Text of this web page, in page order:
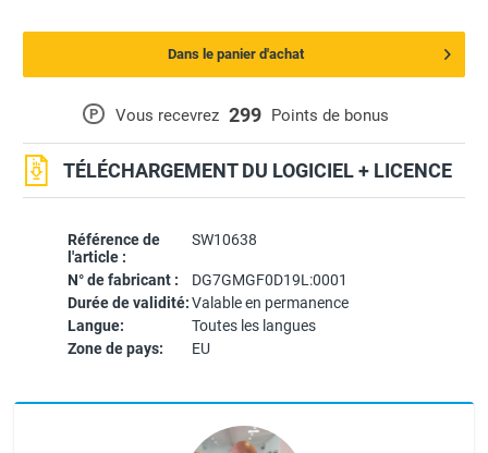
Référence de
l'article :
SW10638
N° de fabricant :
DG7GMGF0D19L:0001
Durée de validité:Valable en permanence
Langue:
Toutes les langues
Zone de pays:
EU
P Vous recevrez 299 Points de bonus
TÉLÉCHARGEMENT DU LOGICIEL + LICENCE
Dans le panier d'achat